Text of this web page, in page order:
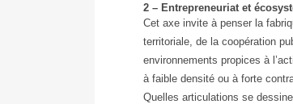
2 – Entrepreneuriat et
Cet axe invite à penser la
territoriale, de la coopération
environnements propices à
à faible densité ou à forte
Quelles articulations se